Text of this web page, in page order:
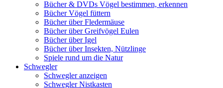
Bücher & DVDs Vögel bestimmen, erkennen
Bücher Vögel füttern
Bücher über Fledermäuse
Bücher über Greifvögel Eulen
Bücher über Igel
Bücher über Insekten, Nützlinge
Spiele rund um die Natur
Schwegler
Schwegler anzeigen
Schwegler Nistkasten